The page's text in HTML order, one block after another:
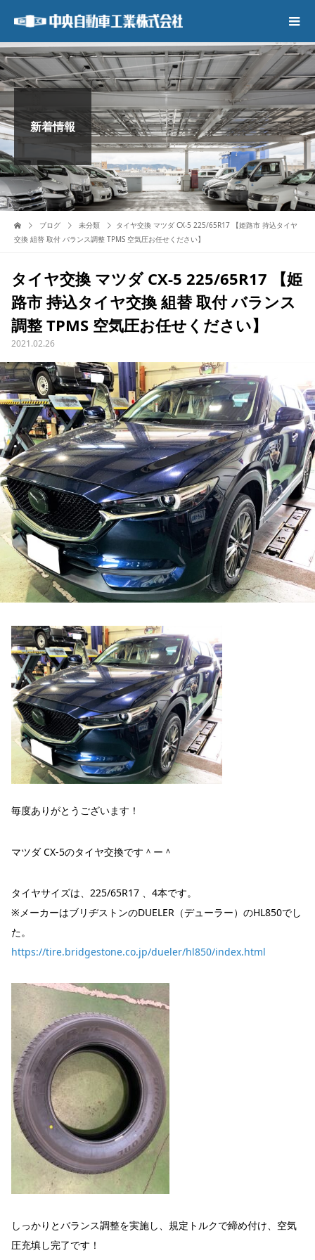
新着情報
ブログ 未分類
タイヤ交換 マツダ CX-5 225/65R17 【姫路市 持込タイヤ
交換 組替 取付 バランス調整 TPMS 空気圧お任せください】
タイヤ交換 マツダ CX-5 225/65R17 【姫
路市 持込タイヤ交換 組替 取付 バランス
調整 TPMS 空気圧お任せください】
2021.02.26
毎度ありがとうございます！
マツダ CX-5のタイヤ交換です＾ー＾
タイヤサイズは、225/65R17 、4本です。
※メーカーはブリヂストンのDUELER（デューラー）のHL850でし
た。
https://tire.bridgestone.co.jp/dueler/hl850/index.html
しっかりとバランス調整を実施し、規定トルクで締め付け、空気
圧充填し完了です！